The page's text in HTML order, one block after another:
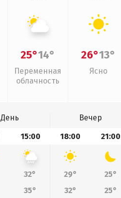
25°14°
Переменная
облачность
26°13°
Ясно
День
Вечер
15:00 18:00 21:00
32° 29°
25°
35° 32° 25°